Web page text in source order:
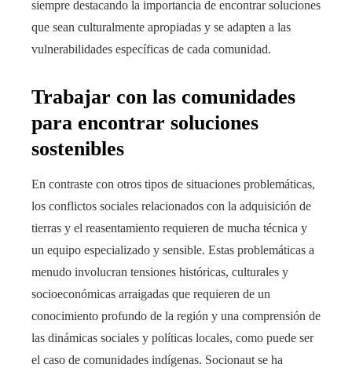
siempre destacando la importancia de encontrar soluciones
que sean culturalmente apropiadas y se adapten a las
vulnerabilidades específicas de cada comunidad.
Trabajar con las comunidades
para encontrar soluciones
sostenibles
En contraste con otros tipos de situaciones problemáticas,
los conflictos sociales relacionados con la adquisición de
tierras y el reasentamiento requieren de mucha técnica y
un equipo especializado y sensible. Estas problemáticas a
menudo involucran tensiones históricas, culturales y
socioeconómicas arraigadas que requieren de un
conocimiento profundo de la región y una comprensión de
las dinámicas sociales y políticas locales, como puede ser
el caso de comunidades indígenas. Socionaut se ha